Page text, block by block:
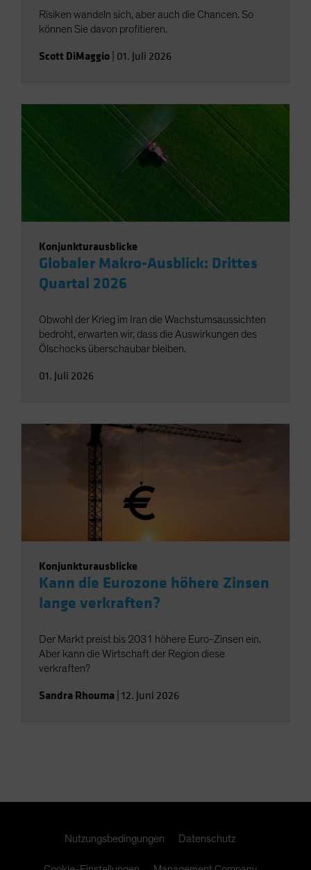
Risiken wandeln sich, aber auch die Chancen. So
können Sie davon profitieren.
Scott DiMaggio 01. Juli 2026
Konjunkturausblicke
Globaler Makro-Ausblick: Drittes
Quartal 2026
Obwohl der Krieg im Iran die Wachstumsaussichten
bedroht, erwarten wir, dass die Auswirkungen des
Ölschocks überschaubar bleiben.
01. Juli 2026
Konjunkturausblicke
Kann die Eurozone höhere Zinsen
lange verkraften?
Der Markt preist bis 2031 höhere Euro-Zinsen ein.
Aber kann die Wirtschaft der Region diese
verkraften?
Sandra Rhouma 12. Juni 2026
Nutzungsbedingungen Datenschutz